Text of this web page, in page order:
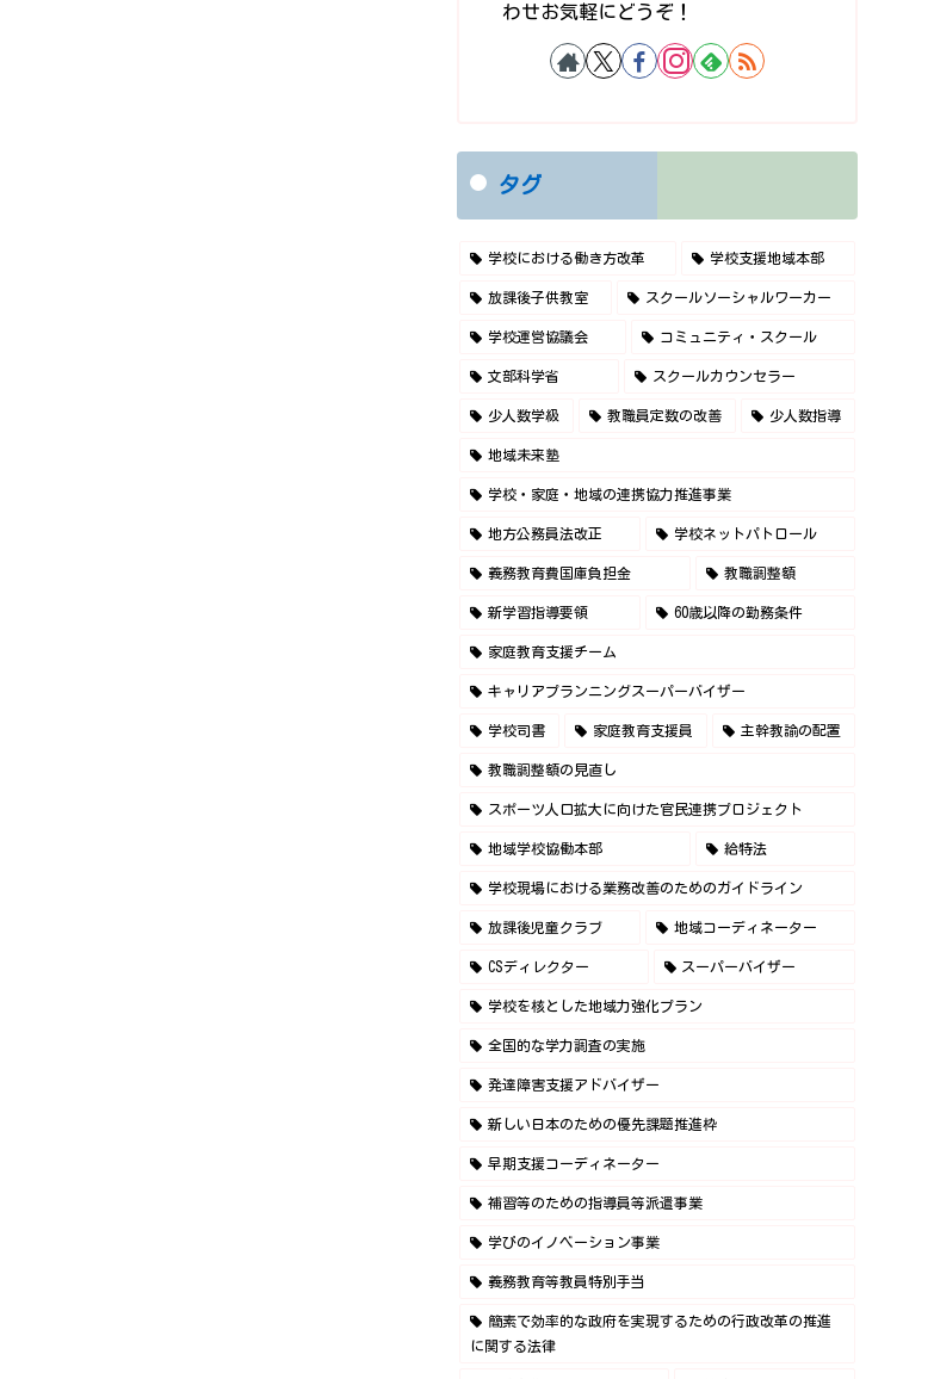
わせお気軽にどうぞ！
タグ
学校における働き方改革 学校支援地域本部
放課後子供教室 スクールソーシャルワーカー
学校運営協議会 コミュニティ・スクール
文部科学省 スクールカウンセラー
少人数学級 教職員定数の改善 少人数指導
地域未来塾
学校・家庭・地域の連携協力推進事業
地方公務員法改正 学校ネットパトロール
義務教育費国庫負担金 教職調整額
新学習指導要領 60歳以降の勤務条件
家庭教育支援チーム
キャリアプランニングスーパーバイザー
学校司書 家庭教育支援員 主幹教諭の配置
教職調整額の見直し
スポーツ人口拡大に向けた官民連携プロジェクト
地域学校協働本部 給特法
学校現場における業務改善のためのガイドライン
放課後児童クラブ 地域コーディネーター
CSディレクター スーパーバイザー
学校を核とした地域力強化プラン
全国的な学力調査の実施
発達障害支援アドバイザー
新しい日本のための優先課題推進枠
早期支援コーディネーター
補習等のための指導員等派遣事業
学びのイノベーション事業
義務教育等教員特別手当
簡素で効率的な政府を実現するための行政改革の推進
に関する法律